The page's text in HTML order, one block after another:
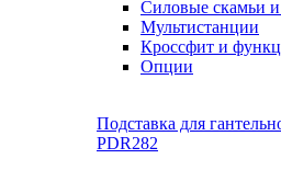
Силовые скамьи и
Мультистанции
Кроссфит и
Опции
Подставка для
PDR282